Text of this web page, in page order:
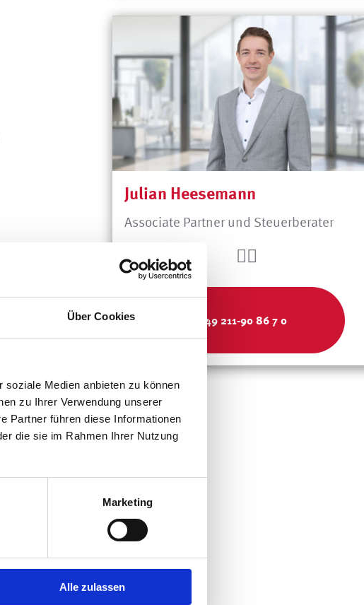
Über Cookies
Medien anbieten zu können
zu Ihrer Verwendung unserer
Partner führen diese Informationen
die sie im Rahmen Ihrer Nutzung
Marketing
Alle zulassen
Julian Heesemann
Associate Partner und Steuerberater
+49 211-90 86 7 0